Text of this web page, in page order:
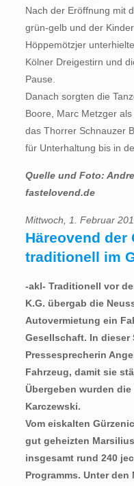
Nach der Eröffnung mit
grün-gelb und der
Höppemötzjer
Kölner Dreigestirn und
Pause.
Danach sorgten die
Boore, Marc Metzger als
das Thorrer Schnauzer
für Unterhaltung bis in
Quelle und Foto:
fastelovend.de
Mittwoch, 1. Februar
Häreovend der
traditionell im
-akl- Traditionell vor
K.G. übergab die
Autovermietung ein
Gesellschaft. In dieser
Pressesprecherin
Fahrzeug, damit sie
Übergeben wurden
Karczewski.
Vom eiskalten
gut geheizten
insgesamt rund 240
Programms. Unter